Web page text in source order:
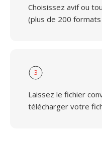
Choisissez avif ou
(plus de 200
3
Laissez le fichier
télécharger votre